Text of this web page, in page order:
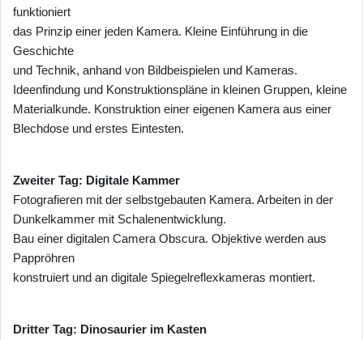
funktioniert
das Prinzip einer jeden Kamera. Kleine Einführung in die
Geschichte
und Technik, anhand von Bildbeispielen und Kameras.
Ideenfindung und Konstruktionspläne in kleinen Gruppen, kleine
Materialkunde. Konstruktion einer eigenen Kamera aus einer
Blechdose und erstes Eintesten.
Zweiter Tag: Digitale Kammer
Fotografieren mit der selbstgebauten Kamera. Arbeiten in der
Dunkelkammer mit Schalenentwicklung.
Bau einer digitalen Camera Obscura. Objektive werden aus
Pappröhren
konstruiert und an digitale Spiegelreflexkameras montiert.
Dritter Tag: Dinosaurier im Kasten